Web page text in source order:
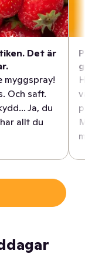
Det är
myggspray!
Och saft.
Ja, du
allt du